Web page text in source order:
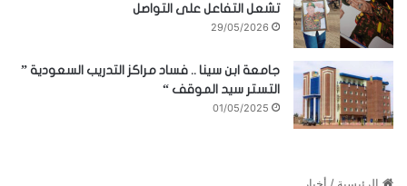
تشعل التفاعل على التواصل
29/05/2026
جامعة ابن سينا .. فساد مراكز التدريب السعودية ”
التستر سيد الموقف “
01/05/2025